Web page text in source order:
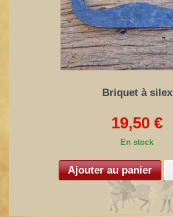
Briquet à silex
19,50 €
En stock
Ajouter au panier